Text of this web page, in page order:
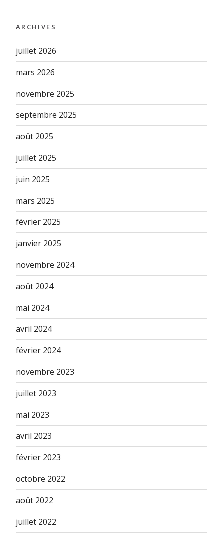
ARCHIVES
juillet 2026
mars 2026
novembre 2025
septembre 2025
août 2025
juillet 2025
juin 2025
mars 2025
février 2025
janvier 2025
novembre 2024
août 2024
mai 2024
avril 2024
février 2024
novembre 2023
juillet 2023
mai 2023
avril 2023
février 2023
octobre 2022
août 2022
juillet 2022